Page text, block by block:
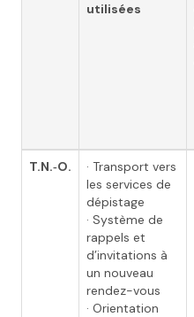
utilisées
T.N.‑O.
· Transport vers
les services de
dépistage
· Système de
rappels et
d’invitations à
un nouveau
rendez-vous
· Orientation